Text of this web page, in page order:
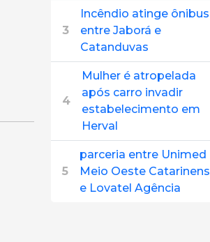
3
Incêndio atinge ônibus
entre Jaborá e
Catanduvas
4
Mulher é atropelada
após carro invadir
estabelecimento em
Herval
5
parceria entre Unimed
Meio Oeste
e Lovatel Agência